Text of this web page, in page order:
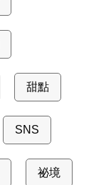
甜點
SNS
祕境